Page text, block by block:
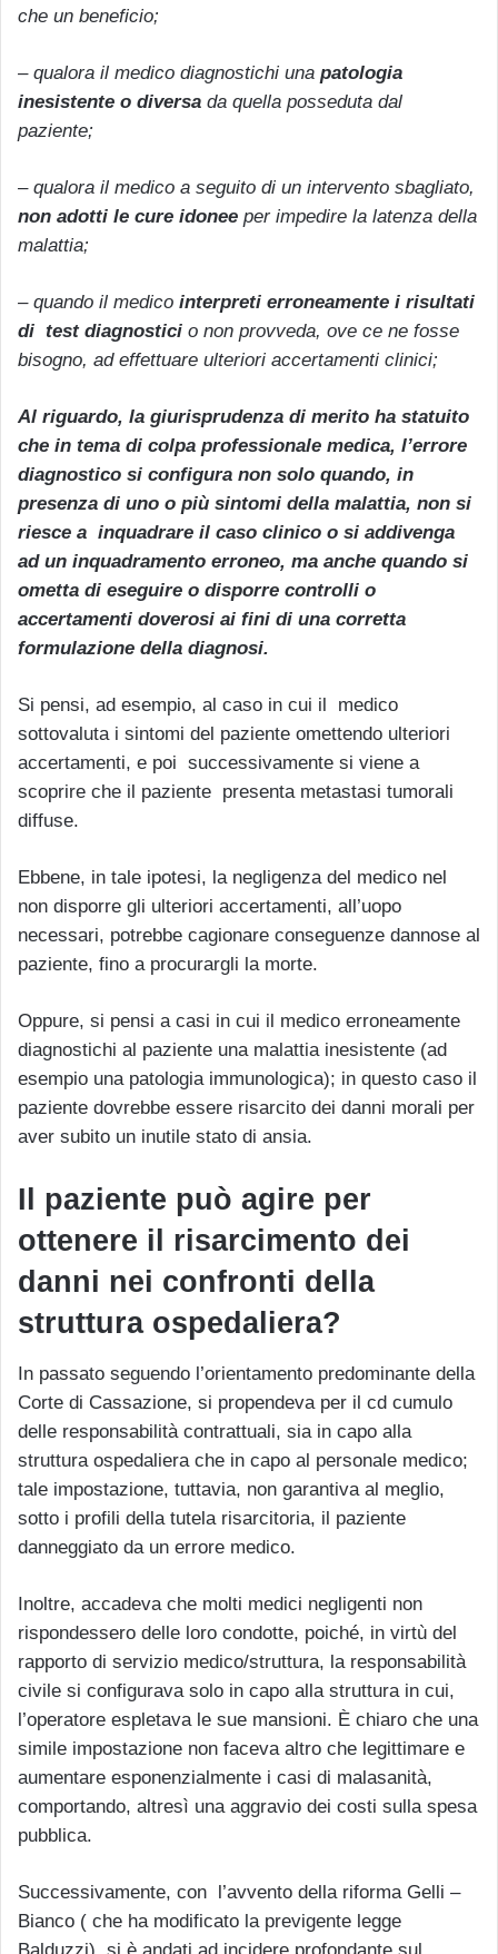
che un beneficio;
– qualora il medico diagnostichi una patologia
inesistente o diversa da quella posseduta dal
paziente;
– qualora il medico a seguito di un intervento sbagliato,
non adotti le cure idonee per impedire la latenza della
malattia;
– quando il medico interpreti erroneamente i risultati
di test diagnostici o non provveda, ove ce ne fosse
bisogno, ad effettuare ulteriori accertamenti clinici;
Al riguardo, la giurisprudenza di merito ha statuito
che in tema di colpa professionale medica, l’errore
diagnostico si configura non solo quando, in
presenza di uno o più sintomi della malattia, non si
riesce a inquadrare il caso clinico o si addivenga
ad un inquadramento erroneo, ma anche quando si
ometta di eseguire o disporre controlli o
accertamenti doverosi ai fini di una corretta
formulazione della diagnosi.
Si pensi, ad esempio, al caso in cui il medico
sottovaluta i sintomi del paziente omettendo ulteriori
accertamenti, e poi successivamente si viene a
scoprire che il paziente presenta metastasi tumorali
diffuse.
Ebbene, in tale ipotesi, la negligenza del medico nel
non disporre gli ulteriori accertamenti, all’uopo
necessari, potrebbe cagionare conseguenze dannose al
paziente, fino a procurargli la morte.
Oppure, si pensi a casi in cui il medico erroneamente
diagnostichi al paziente una malattia inesistente (ad
esempio una patologia immunologica); in questo caso il
paziente dovrebbe essere risarcito dei danni morali per
aver subito un inutile stato di ansia.
Il paziente può agire per
ottenere il risarcimento dei
danni nei confronti della
struttura ospedaliera?
In passato seguendo l’orientamento predominante della
Corte di Cassazione, si propendeva per il cd cumulo
delle responsabilità contrattuali, sia in capo alla
struttura ospedaliera che in capo al personale medico;
tale impostazione, tuttavia, non garantiva al meglio,
sotto i profili della tutela risarcitoria, il paziente
danneggiato da un errore medico.
Inoltre, accadeva che molti medici negligenti non
rispondessero delle loro condotte, poiché, in virtù del
rapporto di servizio medico/struttura, la responsabilità
civile si configurava solo in capo alla struttura in cui,
l’operatore espletava le sue mansioni. È chiaro che una
simile impostazione non faceva altro che legittimare e
aumentare esponenzialmente i casi di malasanità,
comportando, altresì una aggravio dei costi sulla spesa
pubblica.
Successivamente, con l’avvento della riforma Gelli –
Bianco ( che ha modificato la previgente legge